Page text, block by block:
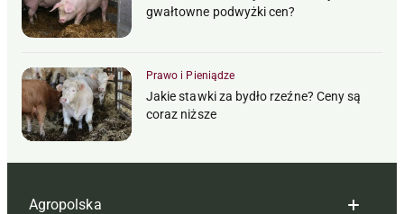
gwałtowne podwyżki cen?
Prawo i Pieniądze
Jakie stawki za bydło rzeźne? Ceny są
coraz niższe
Agropolska